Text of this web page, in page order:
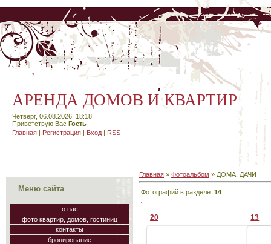
АРЕНДА ДОМОВ И КВАРТИР
Четверг, 06.08.2026, 18:18
Приветствую Вас Гость
Главная | Регистрация | Вход | RSS
Меню сайта
о нас
фото квартир, домов, гостиниц
контакты
бронирование
Главная » Фотоальбом » ДОМА, ДАЧИ
Фотографий в разделе: 14
20 13